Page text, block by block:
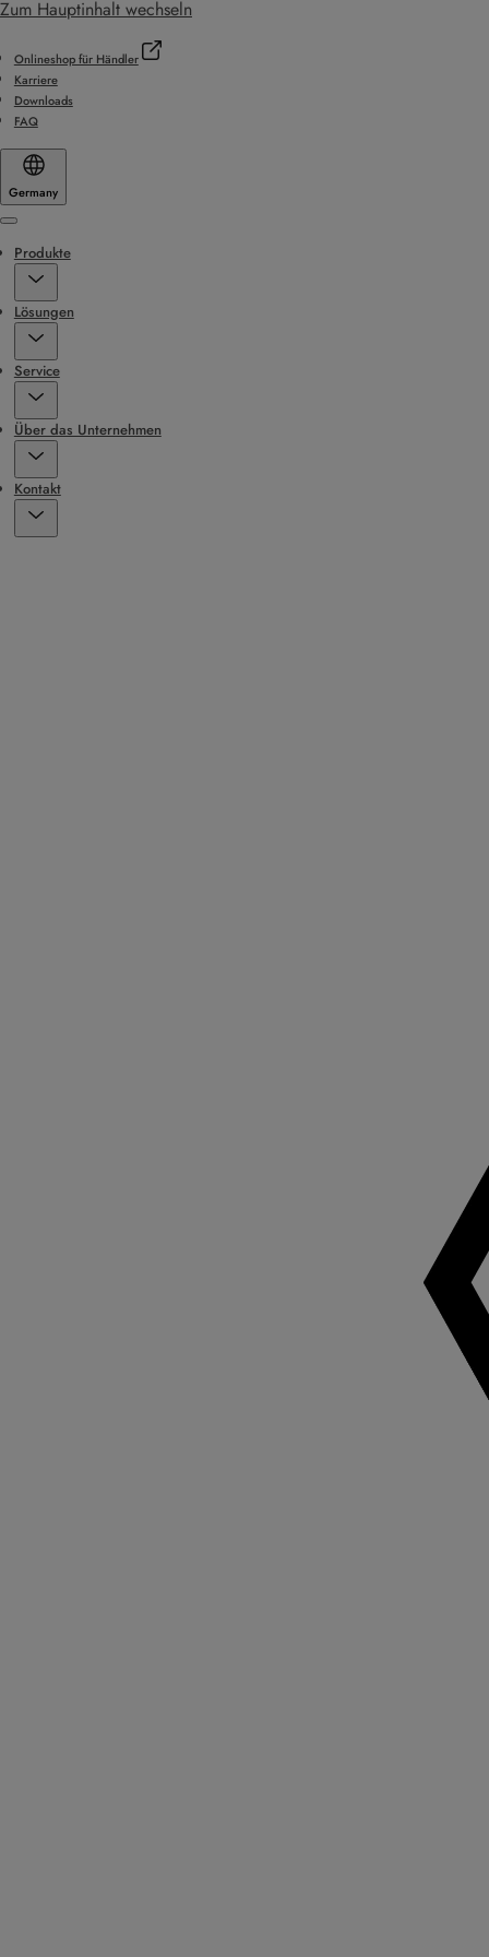
Zum Hauptinhalt wechseln
Onlineshop für Händler
Karriere
Downloads
FAQ
Germany
Menu
Produkte
Lösungen
Service
Über das Unternehmen
Kontakt